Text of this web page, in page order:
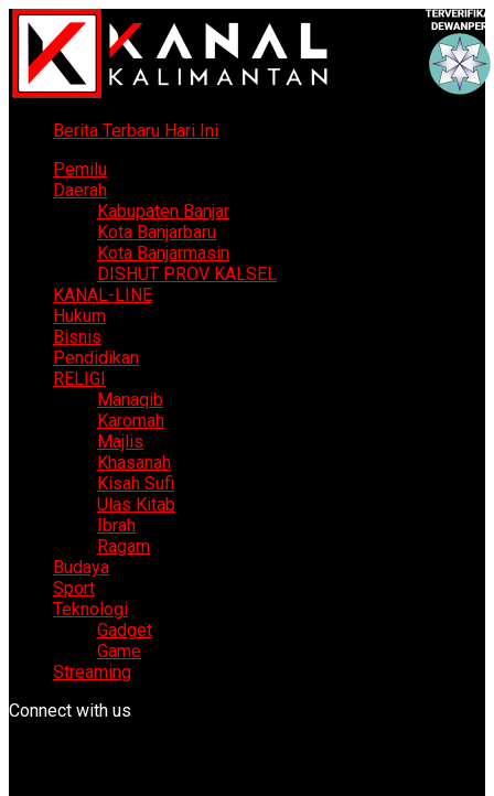
Berita Terbaru Hari Ini
Pemilu
Daerah
Kabupaten Banjar
Kota Banjarbaru
Kota Banjarmasin
DISHUT PROV KALSEL
KANAL-LINE
Hukum
Bisnis
Pendidikan
RELIGI
Manaqib
Karomah
Majlis
Khasanah
Kisah Sufi
Ulas Kitab
Ibrah
Ragam
Budaya
Sport
Teknologi
Gadget
Game
Streaming
Connect with us